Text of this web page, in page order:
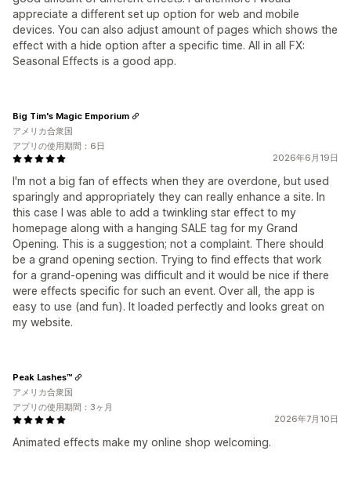
appreciate a different set up option for web and mobile
devices. You can also adjust amount of pages which shows the
effect with a hide option after a specific time. All in all FX:
Seasonal Effects is a good app.
2026年6月19日
I'm not a big fan of effects when they are overdone, but used
sparingly and appropriately they can really enhance a site. In
this case I was able to add a twinkling star effect to my
homepage along with a hanging SALE tag for my Grand
Opening. This is a suggestion; not a complaint. There should
be a grand opening section. Trying to find effects that work
for a grand-opening was difficult and it would be nice if there
were effects specific for such an event. Over all, the app is
easy to use (and fun). It loaded perfectly and looks great on
my website.
Big Tim's Magic Emporium
アメリカ合衆国
アプリの使用期間：6日
2026年7月10日
Animated effects make my online shop welcoming.
Peak Lashes™
アメリカ合衆国
アプリの使用期間：3ヶ月